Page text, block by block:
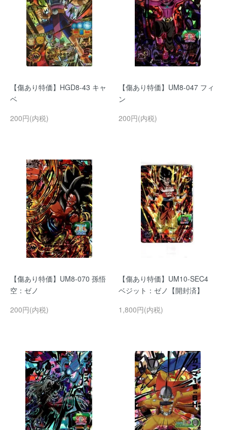
【傷あり特価】HGD8-43 キャ
ベ
200円(内税)
【傷あり特価】UM8-047 フィ
ン
200円(内税)
【傷あり特価】UM8-070 孫悟
空：ゼノ
200円(内税)
【傷あり特価】UM10-SEC4
ベジット：ゼノ【開封済】
1,800円(内税)